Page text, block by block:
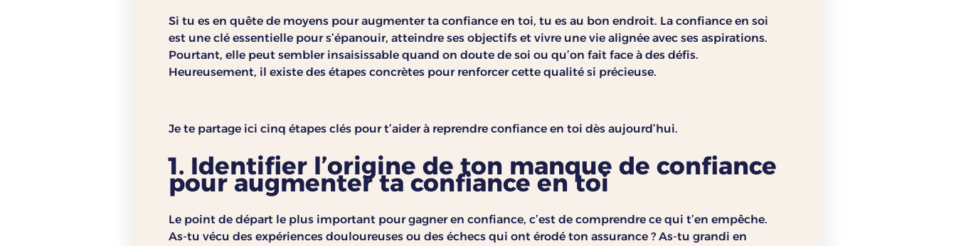
Si tu es en quête de moyens pour augmenter ta confiance en toi, tu es au bon endroit. La confiance en soi
est une clé essentielle pour s’épanouir, atteindre ses objectifs et vivre une vie alignée avec ses aspirations.
Pourtant, elle peut sembler insaisissable quand on doute de soi ou qu’on fait face à des défis.
Heureusement, il existe des étapes concrètes pour renforcer cette qualité si précieuse.
Je te partage ici cinq étapes clés pour t’aider à reprendre confiance en toi dès aujourd’hui.
1. Identifier l’origine de ton manque de confiance
pour augmenter ta confiance en toi
Le point de départ le plus important pour gagner en confiance, c’est de comprendre ce qui t’en empêche.
As-tu vécu des expériences douloureuses ou des échecs qui ont érodé ton assurance ? As-tu grandi en